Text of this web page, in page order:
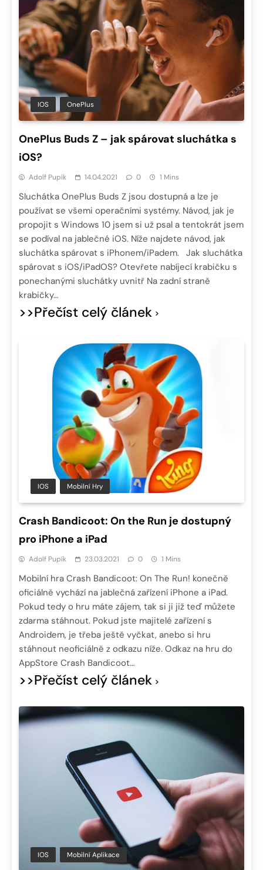
IOS OnePlus
OnePlus Buds Z – jak spárovat sluchátka s
iOS?
Adolf Pupík 14.04.2021 0 1 Mins
Sluchátka OnePlus Buds Z jsou dostupná a lze je
používat se všemi operačními systémy. Návod, jak je
propojit s Windows 10 jsem si už psal a tentokrát jsem
se podíval na jablečné iOS. Níže najdete návod, jak
sluchátka spárovat s iPhonem/iPadem. Jak sluchátka
spárovat s iOS/iPadOS? Otevřete nabíjecí krabičku s
ponechanými sluchátky uvnitř Na zadní straně
krabičky…
>>Přečíst celý článek
IOS Mobilní Hry
Crash Bandicoot: On the Run je dostupný
pro iPhone a iPad
Adolf Pupík 23.03.2021 0 1 Mins
Mobilní hra Crash Bandicoot: On The Run! konečně
oficiálně vychází na jablečná zařízení iPhone a iPad.
Pokud tedy o hru máte zájem, tak si ji již teď můžete
zdarma stáhnout. Pokud jste majitelé zařízení s
Androidem, je třeba ještě vyčkat, anebo si hru
stáhnout neoficiálně z odkazu níže. Odkaz na hru do
AppStore Crash Bandicoot…
>>Přečíst celý článek
IOS Mobilní Aplikace